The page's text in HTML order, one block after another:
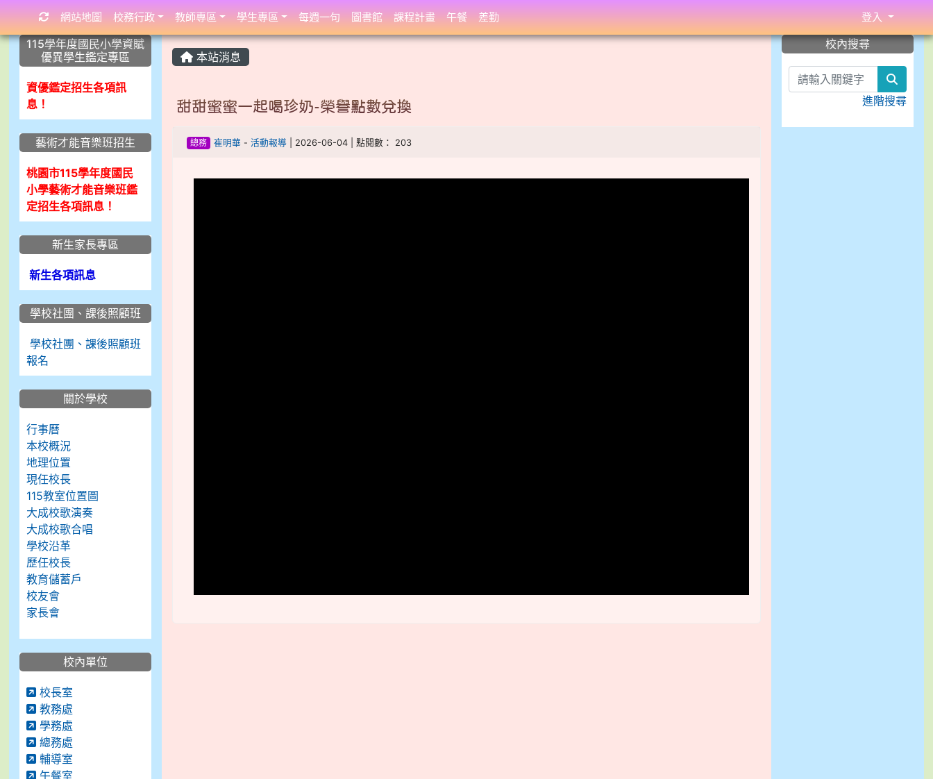
:::
本站消息
甜甜蜜蜜一起喝珍奶-榮譽點數兌換
總務 崔明華- 活動報導| 2026-06-04 | 點閱數： 203
:::115學年度國民小學資賦
優異學生鑑定專區
資優鑑定招生各項訊
息！
藝術才能音樂班招生
桃園市115學年度國民
小學藝術才能音樂班鑑
定招生各項訊息！
新生家長專區
新生各項訊息
學校社團、課後照顧班
學校社團、課後照顧班
報名
關於學校
行事曆
本校概況
地理位置
現任校長
115教室位置圖
大成校歌演奏
大成校歌合唱
學校沿革
歷任校長
教育儲蓄戶
校友會
家長會
校內單位
校長室
教務處
學務處
總務處
輔導室
午餐室
::: 校內搜尋
進階搜尋
::: 網站地圖 校務行政 教師專區 學生專區 每週一句 圖書館 課程計畫 午餐 差勤 登入